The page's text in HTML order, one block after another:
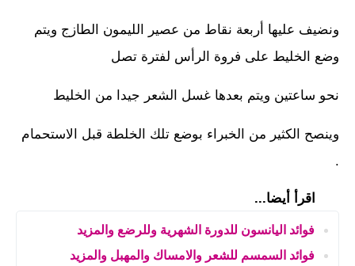
ونضيف عليها أربعة نقاط من عصير الليمون الطازج ويتم
وضع الخليط على فروة الرأس لفترة تصل
نحو ساعتين ويتم بعدها غسل الشعر جيدا من الخليط
وينصح الكثير من الخبراء بوضع تلك الخلطة قبل الاستحمام
.
اقرأ أيضا...
فوائد اليانسون للدورة الشهرية وللرضع والمزيد
فوائد السمسم للشعر والامساك والمهبل والمزيد